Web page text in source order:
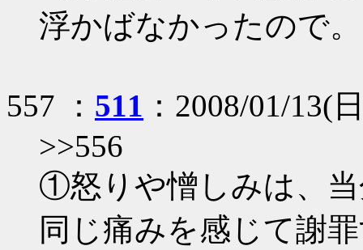
浮かばなかったので
557 ： 511 ：2008/01/13(
>>556
①怒りや憎しみは、
同じ痛みを感じて謝